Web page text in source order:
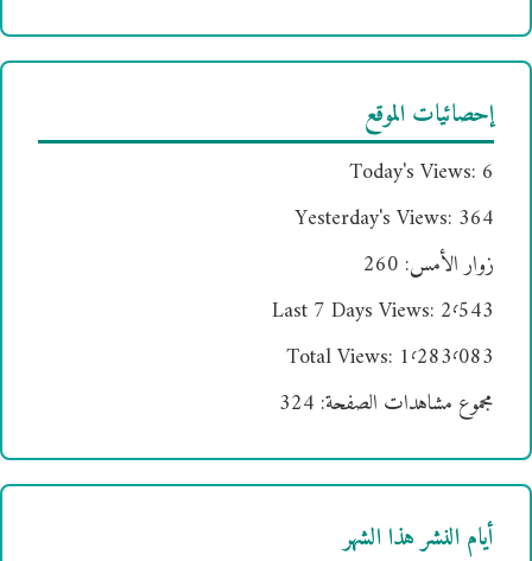
إحصائيات الموقع
Today's Views: 6
Yesterday's Views: 364
زوار الأمس: 260
Last 7 Days Views: 2٬543
Total Views: 1٬283٬083
مجموع مشاهدات الصفحة: 324
أيام النشر هذا الشهر